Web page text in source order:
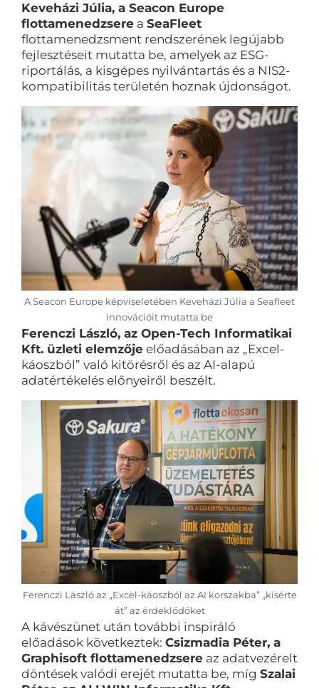
Keveházi Júlia, a Seacon Europe
flottamenedzsere a SeaFleet
flottamenedzsment rendszerének legújabb
fejlesztéseit mutatta be, amelyek az ESG-
riportálás, a kisgépes nyilvántartás és a NIS2-
kompatibilitás területén hoznak újdonságot.
A Seacon Europe képviseletében Keveházi Júlia a Seafleet
innovációit mutatta be
Ferenczi László, az Open-Tech Informatikai
Kft. üzleti elemzője előadásában az „Excel-
káoszból” való kitörésről és az AI-alapú
adatértékelés előnyeiről beszélt.
Ferenczi László az „Excel-káoszból az AI korszakba” „kísérte
át” az érdeklődőket
A kávészünet után további inspiráló
előadások következtek: Csizmadia Péter, a
Graphisoft flottamenedzsere az adatvezérelt
döntések valódi erejét mutatta be, míg Szalai